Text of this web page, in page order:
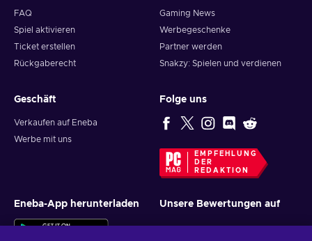
FAQ
Spiel aktivieren
Ticket erstellen
Rückgaberecht
Gaming News
Werbegeschenke
Partner werden
Snakzy: Spielen und verdienen
Geschäft
Verkaufen auf Eneba
Werbe mit uns
Folge uns
EMPFEHLUNG
DER
REDAKTION
Eneba-App herunterladen Unsere Bewertungen auf